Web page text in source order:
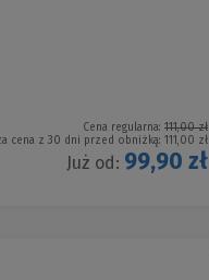
Cena regularna: 111,00 zł
cena z 30 dni przed obniżką: 111,00 zł
Już od: 99,90 zł